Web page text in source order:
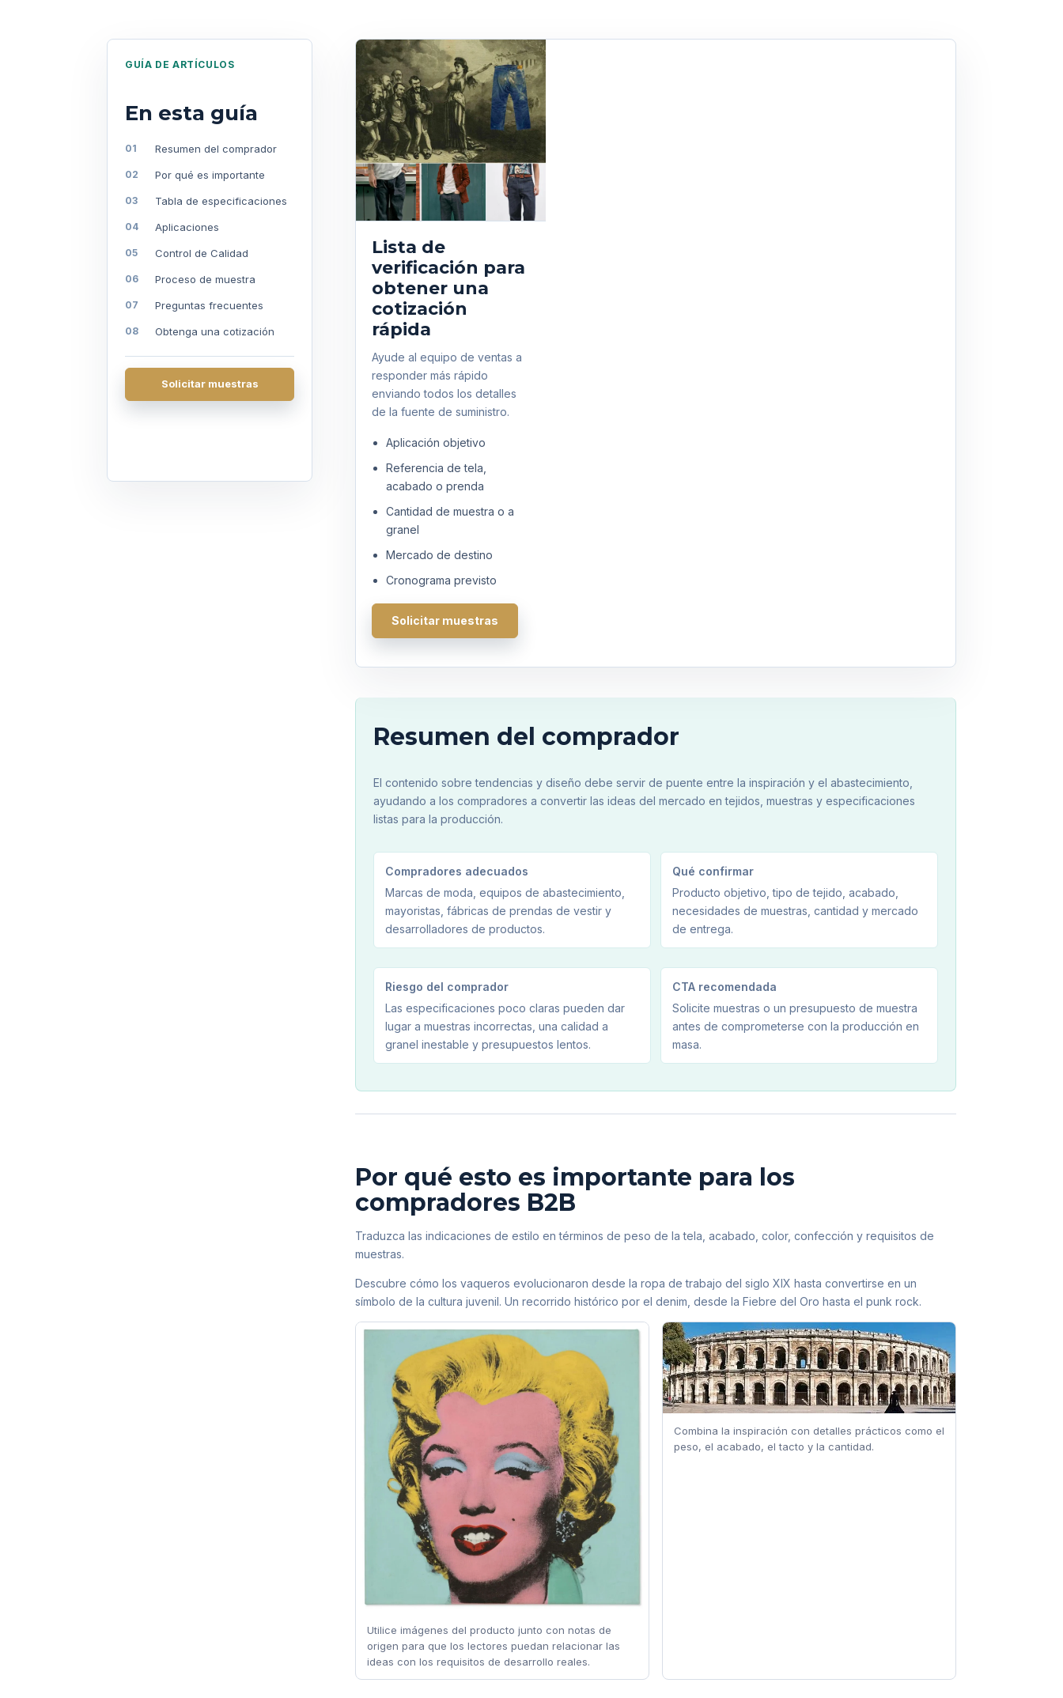
GUÍA DE ARTÍCULOS
En esta guía
Resumen del comprador
Por qué es importante
Tabla de especificaciones
Aplicaciones
Control de Calidad
Proceso de muestra
Preguntas frecuentes
Obtenga una cotización
Solicitar muestras
Resumen del comprador
El contenido sobre tendencias y diseño debe servir de puente entre la inspiración y el abastecimiento,
ayudando a los compradores a convertir las ideas del mercado en tejidos, muestras y especificaciones
listas para la producción.
Compradores adecuados
Marcas de moda, equipos de abastecimiento,
mayoristas, fábricas de prendas de vestir y
desarrolladores de productos.
Qué confirmar
Producto objetivo, tipo de tejido, acabado,
necesidades de muestras, cantidad y mercado
de entrega.
Riesgo del comprador
Las especificaciones poco claras pueden dar
lugar a muestras incorrectas, una calidad a
granel inestable y presupuestos lentos.
CTA recomendada
Solicite muestras o un presupuesto de muestra
antes de comprometerse con la producción en
masa.
Por qué esto es importante para los
compradores B2B
Traduzca las indicaciones de estilo en términos de peso de la tela, acabado, color, confección y requisitos de
muestras.
Descubre cómo los vaqueros evolucionaron desde la ropa de trabajo del siglo XIX hasta convertirse en un
símbolo de la cultura juvenil. Un recorrido histórico por el denim, desde la Fiebre del Oro hasta el punk rock.
Utilice imágenes del producto junto con notas de
origen para que los lectores puedan relacionar las
ideas con los requisitos de desarrollo reales.
Combina la inspiración con detalles prácticos como el
peso, el acabado, el tacto y la cantidad.
Lista de
verificación para
obtener una
cotización
rápida
Ayude al equipo de ventas a
responder más rápido
enviando todos los detalles
de la fuente de suministro.
Aplicación objetivo
Referencia de tela,
acabado o prenda
Cantidad de muestra o a
granel
Mercado de destino
Cronograma previsto
Solicitar muestras